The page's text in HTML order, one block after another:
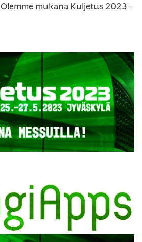
Olemme mukana Kuljetus 2023 -